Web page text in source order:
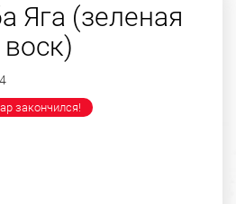
Яга (зеленая
закончился!